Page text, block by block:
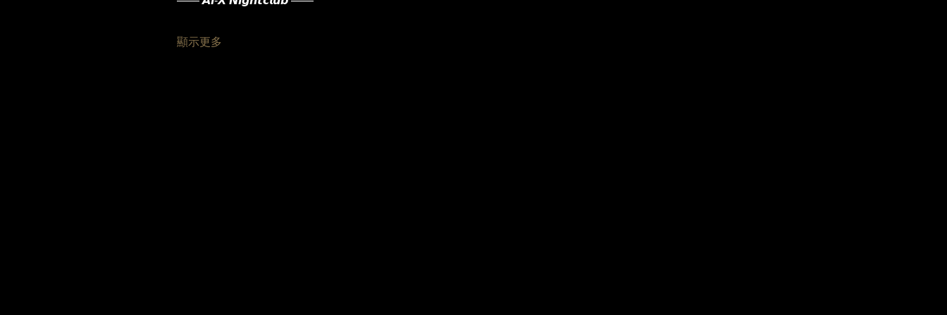
顯示更多